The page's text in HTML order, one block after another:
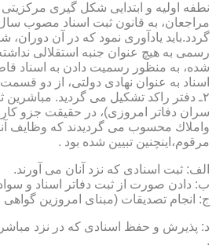
نطفه اولیه و ابتدایی شكل گیری
گردد.باید یادآوری نمود كه در آن دوران،
رسمی به هیچ عنوان جنبه استقلالی
شده، به منظور رسمیت دادن به اسناد
۲ـ دفتر راكد تشكیل می گردید. مباشرین
سران دفاتر امروزی)، در حقیقت جزو
مرقوم،اینچنین تبیین شده بود .
الف: ثبت اسنادی كه نزد آنان می آورند.
ب: دادن صورت از ثبت دفاتر اسناد و
ج: انجام تصدیقات (مبنای امروزین گواهی
د: پذیرش و حفظ اسنادی كه در نزد
.